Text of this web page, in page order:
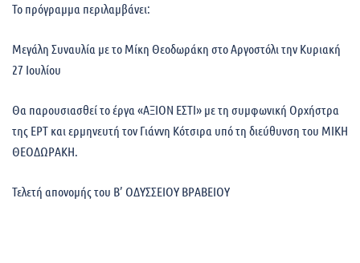
Το πρόγραμμα περιλαμβάνει:
Μεγάλη Συναυλία με το Μίκη Θεοδωράκη στο Αργοστόλι την Κυριακή
27 Ιουλίου
Θα παρουσιασθεί το έργα «ΑΞΙΟΝ ΕΣΤΙ» με τη συμφωνική Ορχήστρα
της ΕΡΤ και ερμηνευτή τον Γιάννη Κότσιρα υπό τη διεύθυνση του ΜΙΚΗ
ΘΕΟΔΩΡΑΚΗ.
Τελετή απονομής του Β’ ΟΔΥΣΣΕΙΟΥ ΒΡΑΒΕΙΟΥ